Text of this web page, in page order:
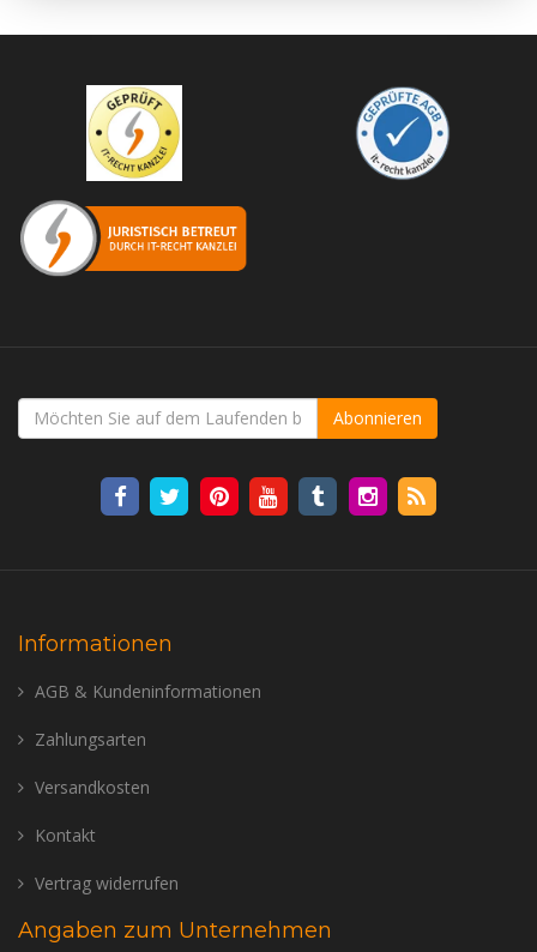
Abonnieren
Informationen
AGB & Kundeninformationen
Zahlungsarten
Versandkosten
Kontakt
Vertrag widerrufen
Angaben zum Unternehmen